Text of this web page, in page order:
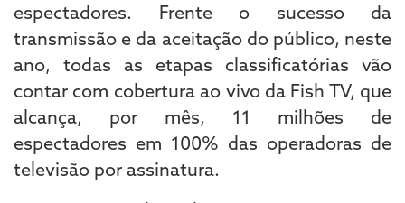
espectadores. Frente o sucesso da
transmissão e da aceitação do público, neste
ano, todas as etapas classificatórias vão
contar com cobertura ao vivo da Fish TV, que
alcança, por mês, 11 milhões de
espectadores em 100% das operadoras de
televisão por assinatura.